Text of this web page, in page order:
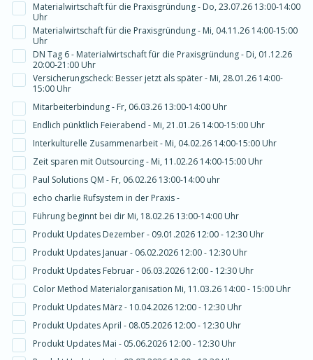
Materialwirtschaft für die Praxisgründung - Do, 23.07.26 13:00-14:00
Uhr
Materialwirtschaft für die Praxisgründung - Mi, 04.11.26 14:00-15:00
Uhr
DN Tag 6 - Materialwirtschaft für die Praxisgründung - Di, 01.12.26
20:00-21:00 Uhr
Versicherungscheck: Besser jetzt als später - Mi, 28.01.26 14:00-
15:00 Uhr
Mitarbeiterbindung - Fr, 06.03.26 13:00-14:00 Uhr
Endlich pünktlich Feierabend - Mi, 21.01.26 14:00-15:00 Uhr
Interkulturelle Zusammenarbeit - Mi, 04.02.26 14:00-15:00 Uhr
Zeit sparen mit Outsourcing - Mi, 11.02.26 14:00-15:00 Uhr
Paul Solutions QM - Fr, 06.02.26 13:00-14:00 uhr
echo charlie Rufsystem in der Praxis -
Führung beginnt bei dir Mi, 18.02.26 13:00-14:00 Uhr
Produkt Updates Dezember - 09.01.2026 12:00 - 12:30 Uhr
Produkt Updates Januar - 06.02.2026 12:00 - 12:30 Uhr
Produkt Updates Februar - 06.03.2026 12:00 - 12:30 Uhr
Color Method Materialorganisation Mi, 11.03.26 14:00 - 15:00 Uhr
Produkt Updates März - 10.04.2026 12:00 - 12:30 Uhr
Produkt Updates April - 08.05.2026 12:00 - 12:30 Uhr
Produkt Updates Mai - 05.06.2026 12:00 - 12:30 Uhr